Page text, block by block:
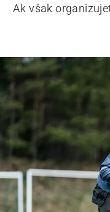
Ak však